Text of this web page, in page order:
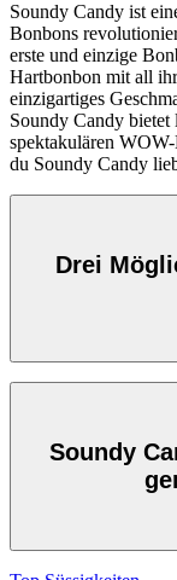
Soundy Candy ist
Bonbons
erste und einzige
Hartbonbon mit all
einzigartiges
Soundy Candy bietet
spektakulären
du Soundy Candy
Drei
Mit Soundy gibt es
Geniesse den
Pop-
Steigere den
Bonbon
Soundy